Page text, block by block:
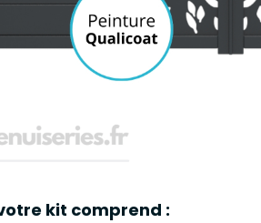
kit comprend :